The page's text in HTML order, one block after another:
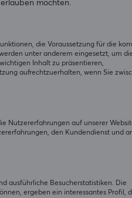
€
möchten.
die Voraussetzung für die
unter anderem eingesetzt, um
Inhalt zu präsentieren,
aufrechtzuerhalten, wenn Sie
Nutzererfahrungen auf unserer
den Kundendienst und
ausführliche Besucherstatistiken. Die
ergeben ein interessantes Profil,